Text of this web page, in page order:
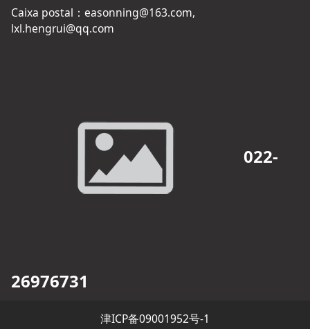
Caixa postal ：easonning@163.com,
lxl.hengrui@qq.com
022-
26976731
津ICP备09001952号-1